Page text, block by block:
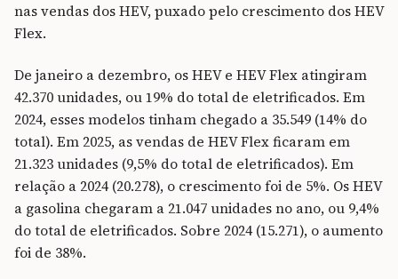
nas vendas dos HEV, puxado pelo crescimento dos HEV
Flex.
De janeiro a dezembro, os HEV e HEV Flex atingiram
42.370 unidades, ou 19% do total de eletrificados. Em
2024, esses modelos tinham chegado a 35.549 (14% do
total). Em 2025, as vendas de HEV Flex ficaram em
21.323 unidades (9,5% do total de eletrificados). Em
relação a 2024 (20.278), o crescimento foi de 5%. Os HEV
a gasolina chegaram a 21.047 unidades no ano, ou 9,4%
do total de eletrificados. Sobre 2024 (15.271), o aumento
foi de 38%.